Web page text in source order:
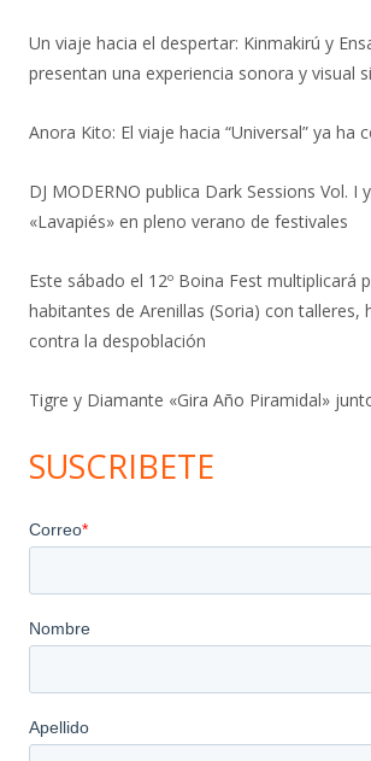
Un viaje hacia el despertar: Kinmakirú y
presentan una experiencia sonora y visual
Anora Kito: El viaje hacia “Universal” ya ha
DJ MODERNO publica Dark Sessions Vol. I
«Lavapiés» en pleno verano de festivales
Este sábado el 12º Boina Fest multiplicará
habitantes de Arenillas (Soria) con talleres,
contra la despoblación
Tigre y Diamante «Gira Año Piramidal»
SUSCRIBETE